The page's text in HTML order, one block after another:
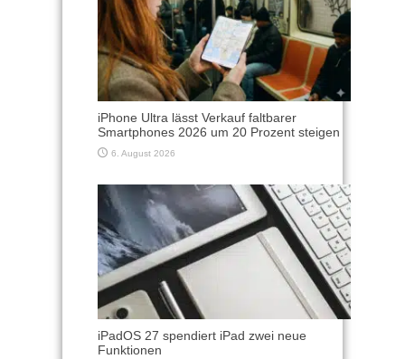
iPhone Ultra lässt Verkauf faltbarer
Smartphones 2026 um 20 Prozent steigen
6. August 2026
iPadOS 27 spendiert iPad zwei neue
Funktionen